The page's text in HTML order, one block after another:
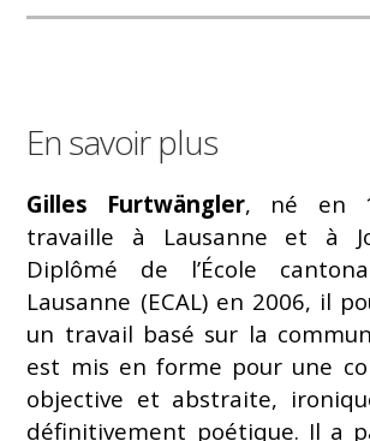
En savoir plus
Gilles Furtwängler, né en
travaille à Lausanne et à
Diplômé de l’École
Lausanne (ECAL) en 2006, il
un travail basé sur la
est mis en forme pour une
objective et abstraite,
définitivement poétique. Il a